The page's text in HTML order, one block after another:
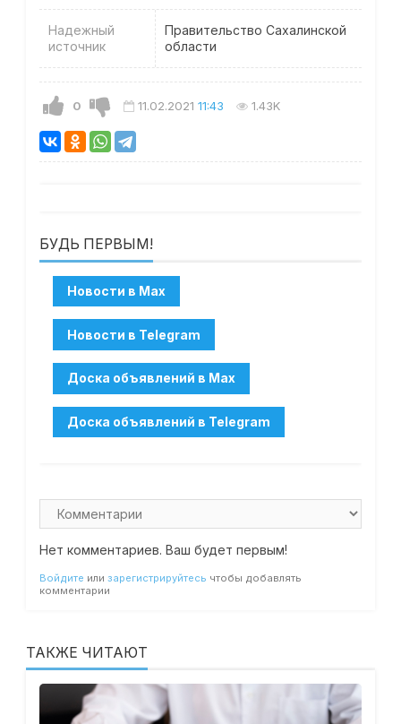
Надежный
источник
Правительство Сахалинской
области
0 11.02.2021 11:43 1.43K
БУДЬ ПЕРВЫМ!
Нет комментариев. Ваш будет первым!
Войдите или зарегистрируйтесь чтобы добавлять
комментарии
ТАКЖЕ ЧИТАЮТ